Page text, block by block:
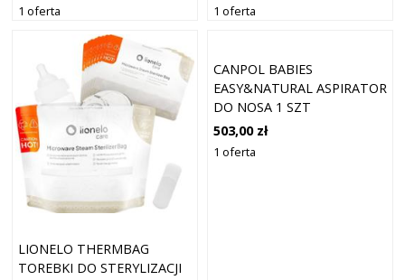
1 oferta 1 oferta
LIONELO THERMBAG
TOREBKI DO STERYLIZACJI
CANPOL BABIES
EASY&NATURAL ASPIRATOR
DO NOSA 1 SZT
503,00 zł
1 oferta